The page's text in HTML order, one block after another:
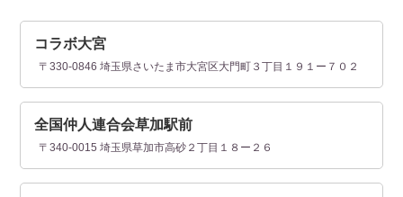
コラボ大宮
〒330-0846 埼玉県さいたま市大宮区大門町３丁目１９１ー７０２
全国仲人連合会草加駅前
〒340-0015 埼玉県草加市高砂２丁目１８ー２６